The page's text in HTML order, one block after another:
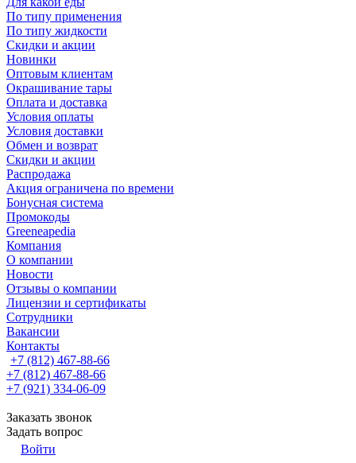
По типу применения
По типу жидкости
Скидки и акции
Новинки
Оптовым клиентам
Окрашивание тары
Оплата и доставка
Условия оплаты
Условия доставки
Обмен и возврат
Скидки и акции
Распродажа
Акция ограничена по времени
Бонусная система
Промокоды
Greeneapedia
Компания
О компании
Новости
Отзывы о компании
Лицензии и сертификаты
Сотрудники
Вакансии
Контакты
+7 (812) 467-88-66
+7 (812) 467-88-66
+7 (921) 334-06-09
Заказать звонок
Задать вопрос
Войти